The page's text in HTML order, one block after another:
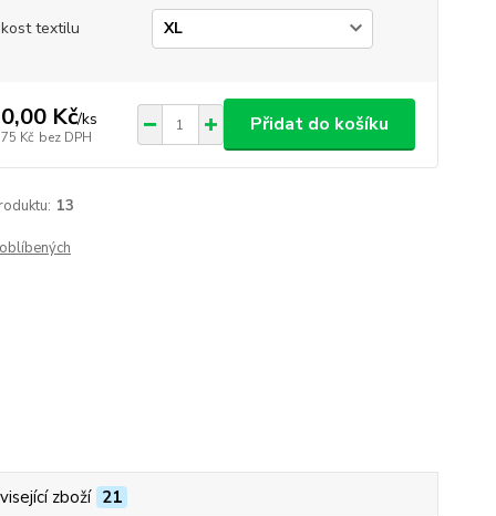
textilu
Kč/ks
Kč bez DPH
Přidat do košíku
13
zboží 21